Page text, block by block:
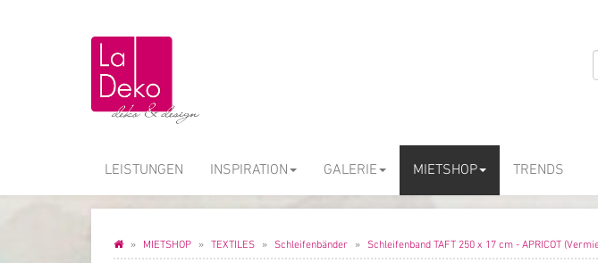
LEISTUNGEN INSPIRATION GALERIE MIETSHOP TRENDS
MIETSHOP TEXTILES Schleifenbänder Schleifenband TAFT 250 x 17 cm - APRICOT